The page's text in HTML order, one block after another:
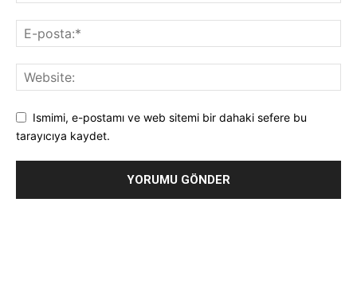
Ismimi, e-postamı ve web sitemi bir dahaki sefere bu
tarayıcıya kaydet.